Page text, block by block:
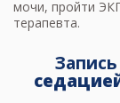
мочи, пройти
терапевта.